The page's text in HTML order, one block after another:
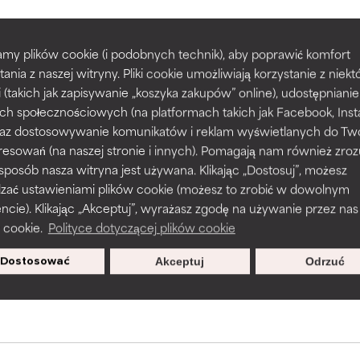
plików cookie (i podobnych technik), aby poprawić komfort
z naszej witryny. Pliki cookie umożliwiają korzystanie z
jak zapisywanie „koszyka zakupów” online),
społecznościowych (na platformach takich jak Facebook,
dostosowywanie komunikatów i reklam wyświetlanych do
(na naszej stronie i innych). Pomagają nam również
nasza witryna jest używana. Klikając „Dostosuj”, możesz
ustawieniami plików cookie (możesz to zrobić w dowolnym
Klikając „Akceptuj”, wyrażasz zgodę na używanie przez nas
Polityce dotyczącej plików cookie
Dostosować Odrzuć
Akceptuj
POWRÓT DO WYSZUKIWANIA
to assess ingredients in this dictionary. Regulations
tekstury, stabilności lub penetracji formuły.
ale może mieć problemy estetyczne, stabilności lub inne,
użyteczność.
podrażnienia. Ryzyko wzrasta w połączeniu z innymi
składnikami.
podrażnienie, stan zapalny, suchość itp. Może przynosić
tekstury, stabilności lub penetracji formuły.
ale może mieć problemy estetyczne, stabilności lub inne,
użyteczność.
podrażnienia. Ryzyko wzrasta w połączeniu z innymi
składnikami.
podrażnienie, stan zapalny, suchość itp. Może przynosić
się, aby otrzymywać wyjątkowe
oferty.